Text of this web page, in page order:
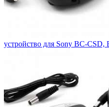
устройство для Sony BC-